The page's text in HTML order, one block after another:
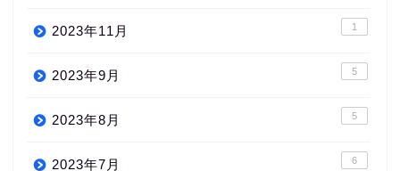
2023年11月 1
2023年9月 5
2023年8月 5
2023年7月 6